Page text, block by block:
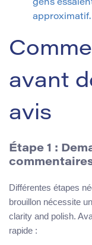
gens
approximatif.
avant
avis
Étape 1 :
Différentes étapes
brouillon nécessite
clarity and polish.
rapide :